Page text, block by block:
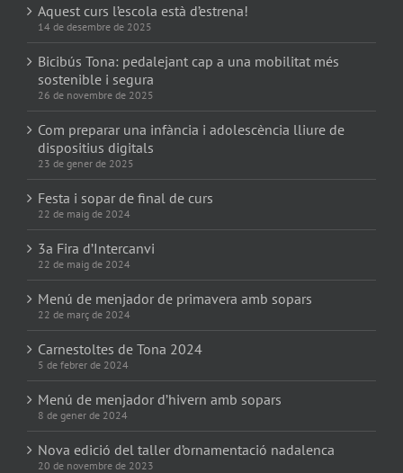
Aquest curs l’escola està d’estrena!
14 de desembre de 2025
Bicibús Tona: pedalejant cap a una mobilitat més
sostenible i segura
26 de novembre de 2025
Com preparar una infància i adolescència lliure de
dispositius digitals
23 de gener de 2025
Festa i sopar de final de curs
22 de maig de 2024
3a Fira d’Intercanvi
22 de maig de 2024
Menú de menjador de primavera amb sopars
22 de març de 2024
Carnestoltes de Tona 2024
5 de febrer de 2024
Menú de menjador d’hivern amb sopars
8 de gener de 2024
Nova edició del taller d’ornamentació nadalenca
20 de novembre de 2023